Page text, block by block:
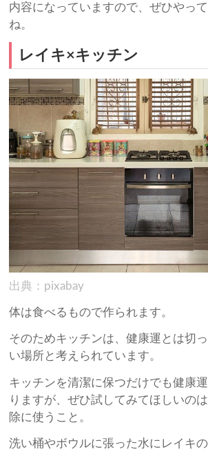
内容になっていますので、ぜひやっ
ね。
レイキ×キッチン
出典：pixabay
体は食べるもので作られます。
そのためキッチンは、健康運とは切
い場所と考えられています。
キッチンを清潔に保つだけでも健康
りますが、ぜひ試してみてほしいの
除に使うこと。
洗い桶やボウルに張った水にレイキの